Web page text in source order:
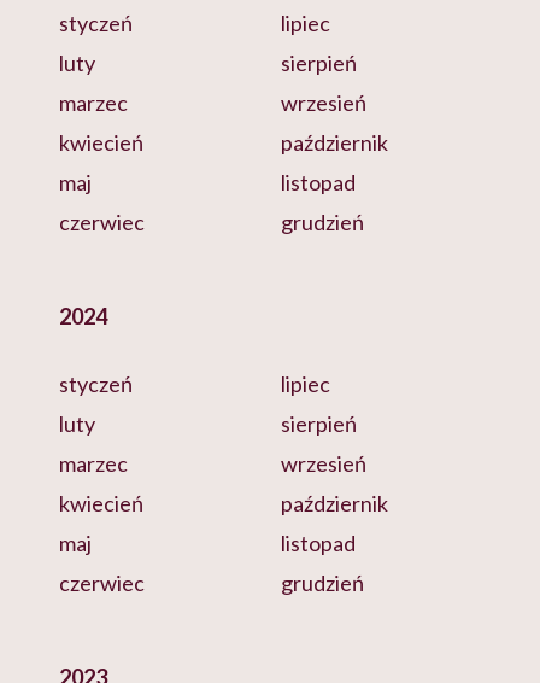
styczeń
luty
marzec
kwiecień
maj
czerwiec
lipiec
sierpień
wrzesień
październik
listopad
grudzień
2024
styczeń
luty
marzec
kwiecień
maj
czerwiec
lipiec
sierpień
wrzesień
październik
listopad
grudzień
2023